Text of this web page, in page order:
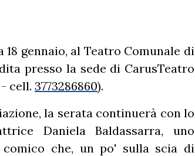
18 gennaio, al Teatro Comunale di
presso la sede di CarusTeatro
- cell. 3773286860).
la serata continuerà con lo
Daniela Baldassarra, uno
che, un po' sulla scia di